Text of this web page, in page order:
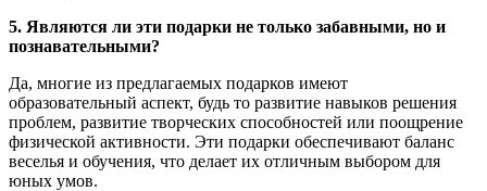
5. Являются ли эти подарки не только забавными, но и
познавательными?
Да, многие из предлагаемых подарков имеют
образовательный аспект, будь то развитие навыков решения
проблем, развитие творческих способностей или поощрение
физической активности. Эти подарки обеспечивают баланс
веселья и обучения, что делает их отличным выбором для
юных умов.